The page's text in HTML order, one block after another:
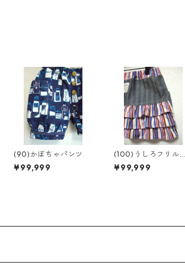
(90)かぼちゃパンツ
¥99,999
(100)うしろフリルス
カート
¥99,999